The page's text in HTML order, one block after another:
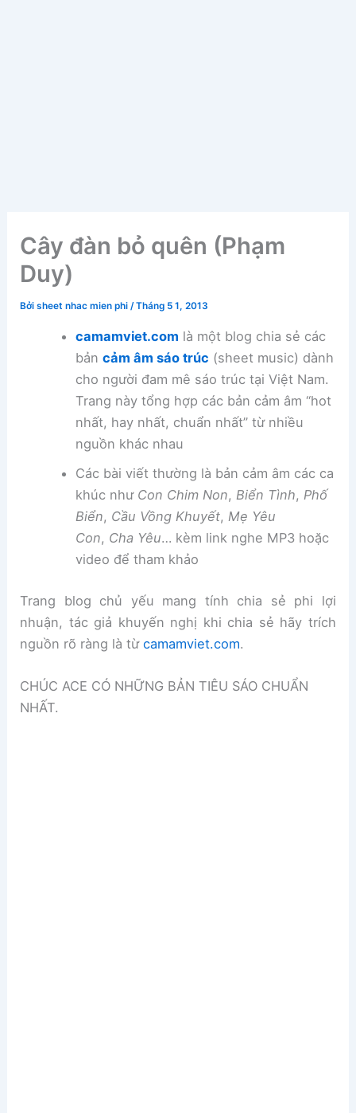
Cây đàn bỏ quên (Phạm
Duy)
Bởisheet nhac mien phi/Tháng 5 1, 2013
camamviet.com là một blog chia sẻ các
bản cảm âm sáo trúc (sheet music) dành
cho người đam mê sáo trúc tại Việt Nam.
Trang này tổng hợp các bản cảm âm “hot
nhất, hay nhất, chuẩn nhất” từ nhiều
nguồn khác nhau
Các bài viết thường là bản cảm âm các ca
khúc như Con Chim Non, Biển Tình, Phố
Biển, Cầu Vồng Khuyết, Mẹ Yêu
Con, Cha Yêu… kèm link nghe MP3 hoặc
video để tham khảo
Trang blog chủ yếu mang tính chia sẻ phi lợi
nhuận, tác giả khuyến nghị khi chia sẻ hãy trích
nguồn rõ ràng là từcamamviet.com.
CHÚC ACE CÓ NHỮNG BẢN TIÊU SÁO CHUẨN
NHẤT.